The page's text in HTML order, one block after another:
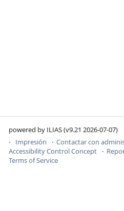
powered by ILIAS (v9.21 2026-07-07)
Impresión
Contactar con
Accessibility Control Concept
Terms of Service